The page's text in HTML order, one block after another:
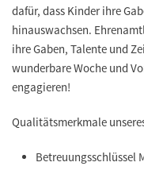
dafür, dass Kinder ihre
hinauswachsen.
ihre Gaben, Talente und
wunderbare Woche und
engagieren!
Qualitätsmerkmale
Betreuungsschlüssel